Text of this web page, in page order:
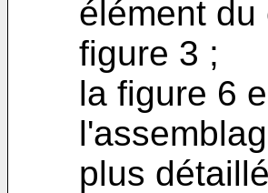
élément
figure 3 ;
la figure 6
plus